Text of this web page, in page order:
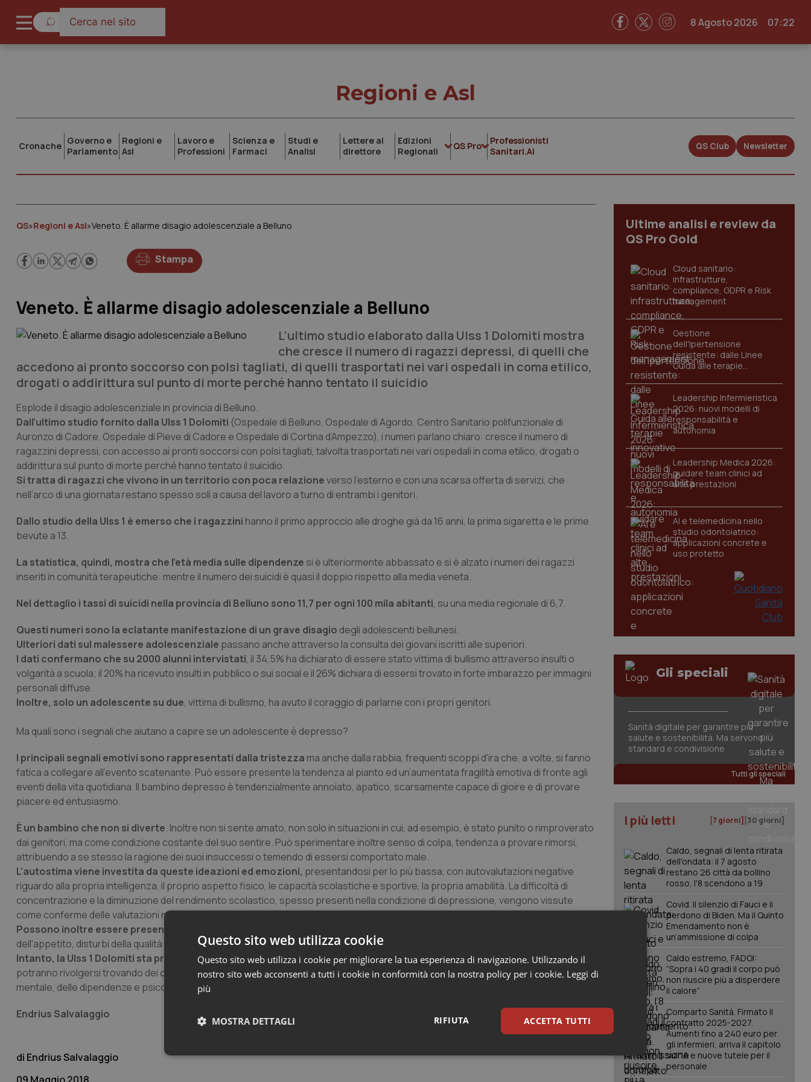
8 Agosto 2026 07:22
Regioni e Asl
Cronache Governo e
Parlamento
Regioni e
Asl
Lavoro e
Professioni
Scienza e
Farmaci
Studi e
Analisi
Lettere al
direttore
Edizioni
Regionali
QS Pro
Professionisti
Sanitari.AI
QS Club Newsletter
QS»Regioni e Asl»Veneto. È allarme disagio adolescenziale a Belluno
Stampa
Veneto. È allarme disagio adolescenziale a Belluno
L’ultimo studio elaborato dalla Ulss 1 Dolomiti mostra
che cresce il numero di ragazzi depressi, di quelli che
accedono ai pronto soccorso con polsi tagliati, di quelli trasportati nei vari ospedali in coma etilico,
drogati o addirittura sul punto di morte perché hanno tentato il suicidio
Esplode il disagio adolescenziale in provincia di Belluno.
Dall’ultimo studio fornito dalla Ulss 1 Dolomiti (Ospedale di Belluno, Ospedale di Agordo, Centro Sanitario polifunzionale di
Auronzo di Cadore, Ospedale di Pieve di Cadore e Ospedale di Cortina d’Ampezzo), i numeri parlano chiaro: cresce il numero di
ragazzini depressi, con accesso ai pronti soccorsi con polsi tagliati, talvolta trasportati nei vari ospedali in coma etilico, drogati o
addirittura sul punto di morte perché hanno tentato il suicidio.
Si tratta di ragazzi che vivono in un territorio con poca relazioneverso l’esterno e con una scarsa offerta di servizi, che
nell’arco di una giornata restano spesso soli a causa del lavoro a turno di entrambi i genitori.
Dallo studio della Ulss 1 è emerso che i ragazzini hanno il primo approccio alle droghe già da 16 anni, la prima sigaretta e le prime
bevute a 13.
La statistica, quindi, mostra che l'età media sulle dipendenze si è ulteriormente abbassato e si è alzato i numeri dei ragazzi
inseriti in comunità terapeutiche: mentre il numero dei suicidi è quasi il doppio rispetto alla media veneta.
Nel dettaglio i tassi di suicidi nella provincia di Belluno sono 11,7 per ogni 100 mila abitanti, su una media regionale di 6,7.
Questi numeri sono la eclatante manifestazione di un grave disagio degli adolescenti bellunesi.
Ulteriori dati sul malessere adolescenziale passano anche attraverso la consulta dei giovani iscritti alle superiori.
I dati confermano che su 2000 alunni intervistati, il 34,5% ha dichiarato di essere stato vittima di bullismo attraverso insulti o
volgarità a scuola; il 20% ha ricevuto insulti in pubblico o sui social e il 26% dichiara di essersi trovato in forte imbarazzo per immagini
personali diffuse.
Inoltre, solo un adolescente su due, vittima di bullismo, ha avuto il coraggio di parlarne con i propri genitori.
Ma quali sono i segnali che aiutano a capire se un adolescente è depresso?
I principali segnali emotivi sono rappresentati dalla tristezza ma anche dalla rabbia, frequenti scoppi d'ira che, a volte, si fanno
fatica a collegare all’evento scatenante. Può essere presente la tendenza al pianto ed un’aumentata fragilità emotiva di fronte agli
eventi della vita quotidiana. Il bambino depresso è tendenzialmente annoiato, apatico, scarsamente capace di gioire e di provare
piacere ed entusiasmo.
È un bambino che non si diverte. Inoltre non si sente amato, non solo in situazioni in cui, ad esempio, è stato punito o rimproverato
dai genitori, ma come condizione costante del suo sentire. Può sperimentare inoltre senso di colpa, tendenza a provare rimorsi,
attribuendo a se stesso la ragione dei suoi insuccessi o temendo di essersi comportato male.
L'autostima viene investita da queste ideazioni ed emozioni, presentandosi per lo più bassa, con autovalutazioni negative
riguardo alla propria intelligenza, il proprio aspetto fisico, le capacità scolastiche e sportive, la propria amabilità. La difficoltà di
concentrazione e la diminuzione del rendimento scolastico, spesso presenti nella condizione di depressione, vengono vissute
come conferme delle valutazioni negative che il ragazzo dà di se stesso.
Possono inoltre essere presenti sintomi fisici
dell'appetito, disturbi della qualità e quantità del sonno, così come disturbi somatici, quali cefalea e dolori addominali ricorrenti.
Intanto, la Ulss 1 Dolomiti sta provvedendo a creare 4 poli adolescenzialitra Agordo, Belluno, Feltre e Cadore, dove i ragazzi
potranno rivolgersi trovando dei centri di ascolto formati da dottori qualificati come psicologi, specialisti del dipartimento di salute
mentale, delle dipendenze e psicoterapeuti e assistenti sociali. Il target di riferimento va da un’età compresa tra 11 anni e 21 anni.
Endrius Salvalaggio
Endrius Salvalaggio
Ultime analisi e review da
QS Pro Gold
Cloud sanitario:
infrastrutture,
compliance, GDPR e Risk
management
Gestione
dell'Ipertensione
resistente: dalle Linee
Guida alle terapie
innovative
Leadership Infermieristica
2026: nuovi modelli di
responsabilità e
autonomia
Leadership Medica 2026:
guidare team clinici ad
alte prestazioni
AI e telemedicina nello
studio odontoiatrico:
applicazioni concrete e
uso protetto
Gli speciali
Sanità digitale per garantire più
salute e sostenibilità. Ma servono
standard e condivisione
Tutti gli speciali
I più letti [7 giorni] [30 giorni]
Caldo, segnali di lenta ritirata
dell'ondata: il 7 agosto
restano 26 città da bollino
rosso, l'8 scendono a 19
Covid. Il silenzio di Fauci e il
perdono di Biden. Ma il Quinto
Emendamento non è
un’ammissione di colpa
Caldo estremo, FADOI:
“Sopra i 40 gradi il corpo può
non riuscire più a disperdere
il calore”
Comparto Sanità. Firmato il
contratto 2025-2027.
Aumenti fino a 240 euro per
gli infermieri, arriva il capitolo
sull'IA e nuove tutele per il
personale
Questo sito web utilizza cookie
Questo sito web utilizza i cookie per migliorare la tua esperienza di navigazione. Utilizzando il
nostro sito web acconsenti a tutti i cookie in conformità con la nostra policy per i cookie. Leggi di
più
ACCETTA TUTTI
RIFIUTA
MOSTRA DETTAGLI
Necessari Statistici Marketing